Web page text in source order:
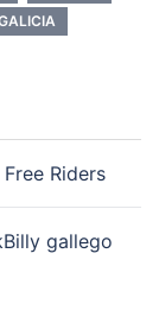
Riders
gallego